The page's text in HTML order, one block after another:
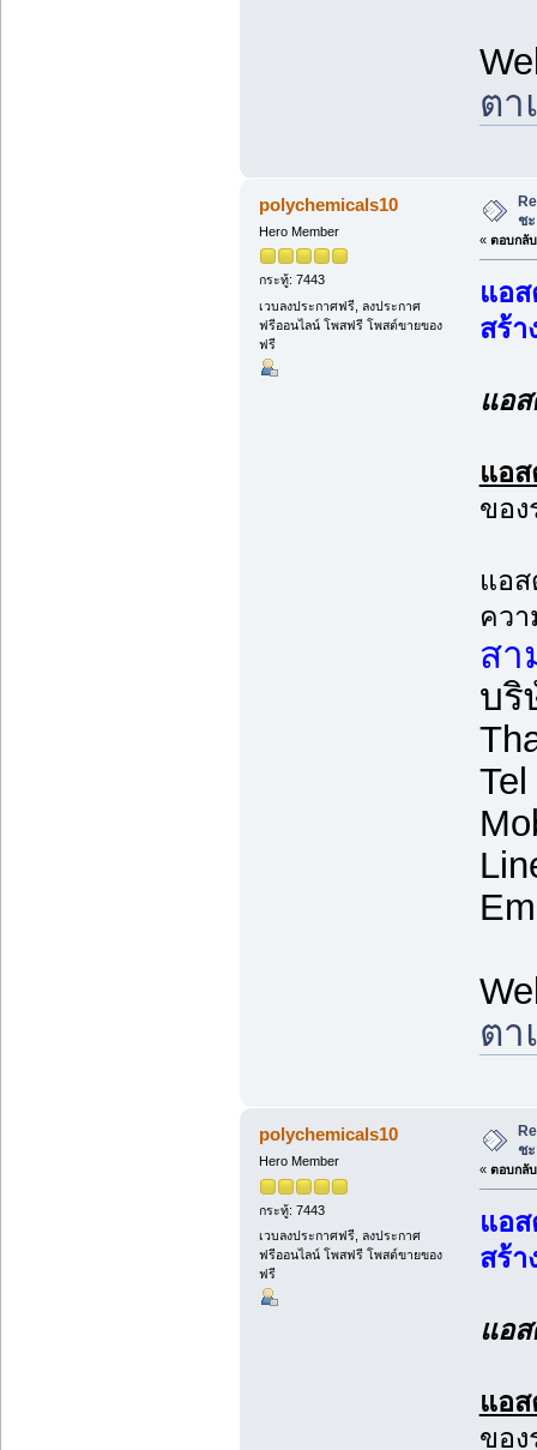
ตา
polychemicals10
Hero Member
กระทู้: 7443
เวบลงประกาศฟรี, ลงประกาศ
ฟรีออนไลน์ โพสฟรี โพสต์ขายของ
ฟรี
ช
« ตอบกลั
แอ
สร้า
แอ
แอ
ขอ
แอ
ควา
สา
บริ
ตา
polychemicals10
Hero Member
กระทู้: 7443
เวบลงประกาศฟรี, ลงประกาศ
ฟรีออนไลน์ โพสฟรี โพสต์ขายของ
ฟรี
ช
« ตอบกลั
แอ
สร้า
แอ
แอ
ขอ